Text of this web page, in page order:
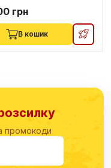
грн
В кошик
промокоди